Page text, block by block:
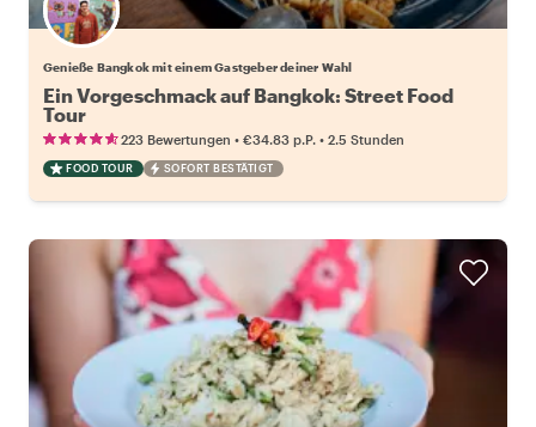
Wähle deinen Lieblingsgastgeber
Genieße Bangkok mit einem Gastgeber deiner Wahl
Ein Vorgeschmack auf Bangkok: Street Food
Tour
223 Bewertungen • €34.83 p.P. • 2.5 Stunden
FOOD TOUR SOFORT BESTÄTIGT